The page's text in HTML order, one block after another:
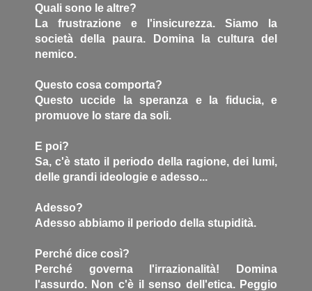
Quali sono le altre?
La frustrazione e l'insicurezza. Siamo la
società della paura. Domina la cultura del
nemico.
Questo cosa comporta?
Questo uccide la speranza e la fiducia, e
promuove lo stare da soli.
E poi?
Sa, c'è stato il periodo della ragione, dei lumi,
delle grandi ideologie e adesso...
Adesso?
Adesso abbiamo il periodo della stupidità.
Perché dice così?
Perché governa l'irrazionalità! Domina
l'assurdo. Non c'è il senso dell'etica. Peggio